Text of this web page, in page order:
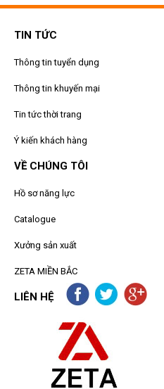
TIN TỨC
Thông tin tuyển dụng
Thông tin khuyến mại
Tin tức thời trang
Ý kiến khách hàng
VỀ CHÚNG TÔI
Hồ sơ năng lực
Catalogue
Xưởng sản xuất
ZETA MIỀN BẮC
LIÊN HỆ